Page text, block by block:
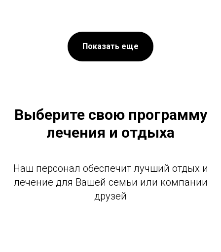
Показать еще
Выберите свою программу
лечения и отдыха
Наш персонал обеспечит лучший отдых и
лечение для Вашей семьи или компании
друзей